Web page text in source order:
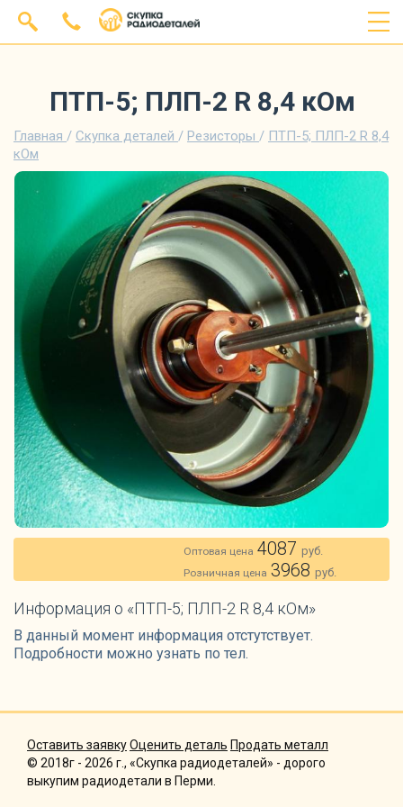
ПТП-5; ПЛП-2 R 8,4 кОм
Главная / Скупка деталей / Резисторы / ПТП-5; ПЛП-2 R 8,4
кОм
Оптовая цена 4087руб.
Розничная цена 3968руб.
Информация о «ПТП-5; ПЛП-2 R 8,4 кОм»
В данный момент информация отстутствует.
Подробности можно узнать по тел.
Оставить заявкуОценить деталь Продать металл
© 2018г - 2026 г., «Скупка радиодеталей» - дорого
выкупим радиодетали в Перми.